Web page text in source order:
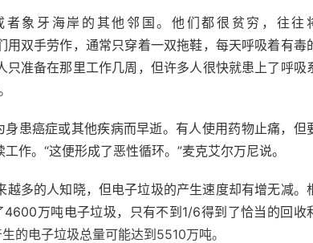
象牙海岸的其他邻国。他们都很贫穷，往往
双手劳作，通常只穿着一双拖鞋，每天呼吸着有毒
准备在那里工作几周，但许多人很快就患上了呼吸
患癌症或其他疾病而早逝。有人使用药物止痛，但
作。“这便形成了恶性循环。”麦克艾尔万尼说。
多的人知晓，但电子垃圾的产生速度却有增无减。
万吨电子垃圾，只有不到1/6得到了恰当的回收
的电子垃圾总量可能达到5510万吨。